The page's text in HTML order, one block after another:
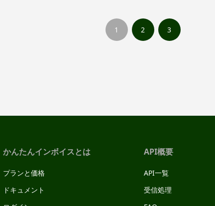
ベースの請求書によるものがほとんど
だ。売り手はエクセル等で管理している
1 2 3
かんたんインボイスとは
プランと価格
ドキュメント
API概要
API一覧
受信処理